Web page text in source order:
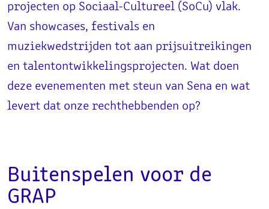
projecten op Sociaal-Cultureel (SoCu) vlak.
Van showcases, festivals en
muziekwedstrijden tot aan prijsuitreikingen
en talentontwikkelingsprojecten. Wat doen
deze evenementen met steun van Sena en wat
levert dat onze rechthebbenden op?
Buitenspelen voor de
GRAP